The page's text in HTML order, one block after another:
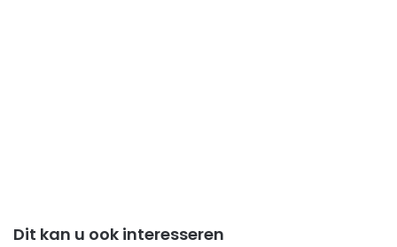
Dit kan u ook interesseren